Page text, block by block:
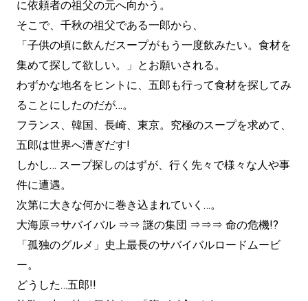
に依頼者の祖父の元へ向かう。
そこで、千秋の祖父である一郎から、
「子供の頃に飲んだスープがもう一度飲みたい。食材を
集めて探して欲しい。」とお願いされる。
わずかな地名をヒントに、五郎も行って食材を探してみ
ることにしたのだが…。
フランス、韓国、長崎、東京。究極のスープを求めて、
五郎は世界へ漕ぎだす!
しかし… スープ探しのはずが、行く先々で様々な人や事
件に遭遇。
次第に大きな何かに巻き込まれていく…。
大海原⇒サバイバル ⇒⇒ 謎の集団 ⇒⇒⇒ 命の危機!?
「孤独のグルメ」史上最長のサバイバルロードムービ
ー。
どうした…五郎!!